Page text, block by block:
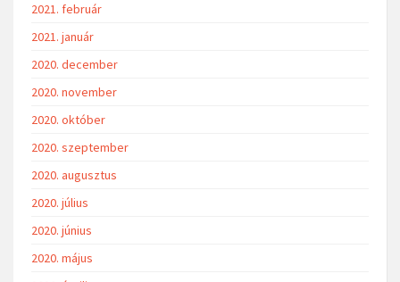
2021. február
2021. január
2020. december
2020. november
2020. október
2020. szeptember
2020. augusztus
2020. július
2020. június
2020. május